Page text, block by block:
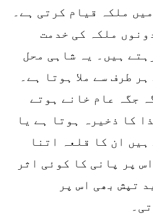
ملکہ قیام کرتی ہے۔
ملکہ کی خدمت
ہیں۔ یہ شاہی محل
طرف سے ملا ہوتا ہے۔
جگہ عام خانے ہوتے
کا ذخیرہ ہوتا ہے یا
ان کا قلعہ اتنا
پر پانی کا کوئی اثر
تپش بھی اس پر